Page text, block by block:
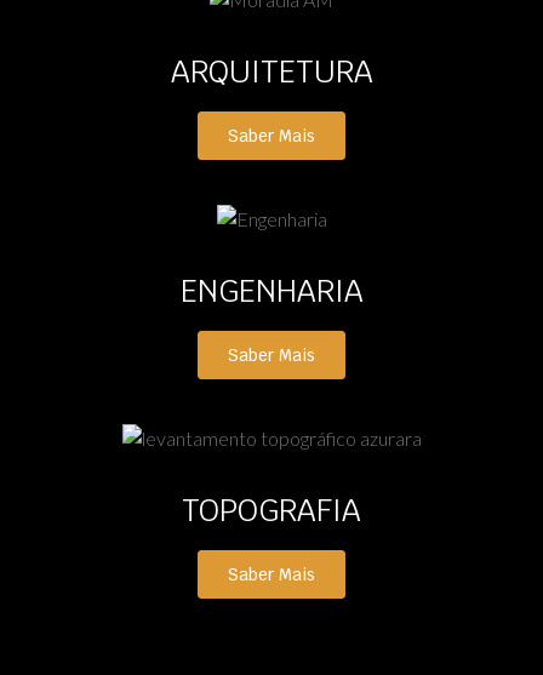
ARQUITETURA
Saber Mais
ENGENHARIA
Saber Mais
TOPOGRAFIA
Saber Mais